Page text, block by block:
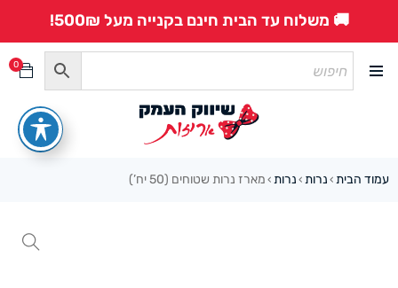
🚚 משלוח עד הבית חינם בקנייה מעל 500₪!
0
עמוד הבית › נרות › נרות › מארז נרות שטוחים (50 יח’)